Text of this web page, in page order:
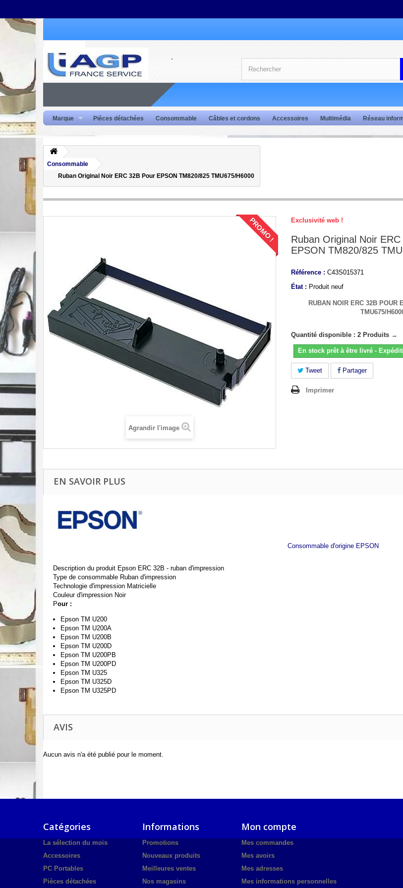
Marque Pièces détachées Consommable Câbles et cordons Accessoires Multimédia Réseau
Consommable
Ruban Original Noir ERC 32B Pour EPSON TM820/825 TMU675/H6000
PROMO !
Agrandir l'image
Exclusivité web !
Ruban Original Noir
EPSON TM820/825
Référence : C43S015371
État : Produit neuf
RUBAN NOIR ERC 32B POUR
TMU675/
Quantité disponible : 2 Produits →
En stock prêt à être livré -
Tweet Partager
Imprimer
EN SAVOIR PLUS
Consommable d'origine EPSON
Description du produit Epson ERC 32B - ruban d'impression
Type de consommable Ruban d'impression
Technologie d'impression Matricielle
Couleur d'impression Noir
Pour :
Epson TM U200
Epson TM U200A
Epson TM U200B
Epson TM U200D
Epson TM U200PB
Epson TM U200PD
Epson TM U325
Epson TM U325D
Epson TM U325PD
AVIS
Aucun avis n'a été publié pour le moment.
Catégories
La sélection du mois
Accessoires
PC Portables
Pièces détachées
Informations
Promotions
Nouveaux produits
Meilleures ventes
Nos magasins
Mon compte
Mes commandes
Mes avoirs
Mes adresses
Mes informations personnelles